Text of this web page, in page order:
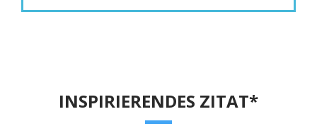
INSPIRIERENDES ZITAT*